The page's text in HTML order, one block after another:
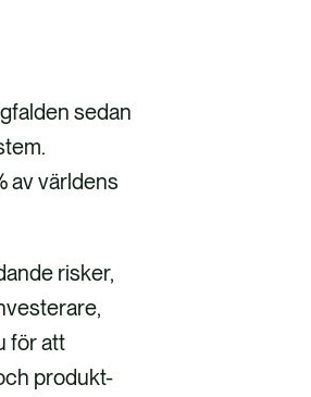
sedan
av världens
risker,
för att
produkt-